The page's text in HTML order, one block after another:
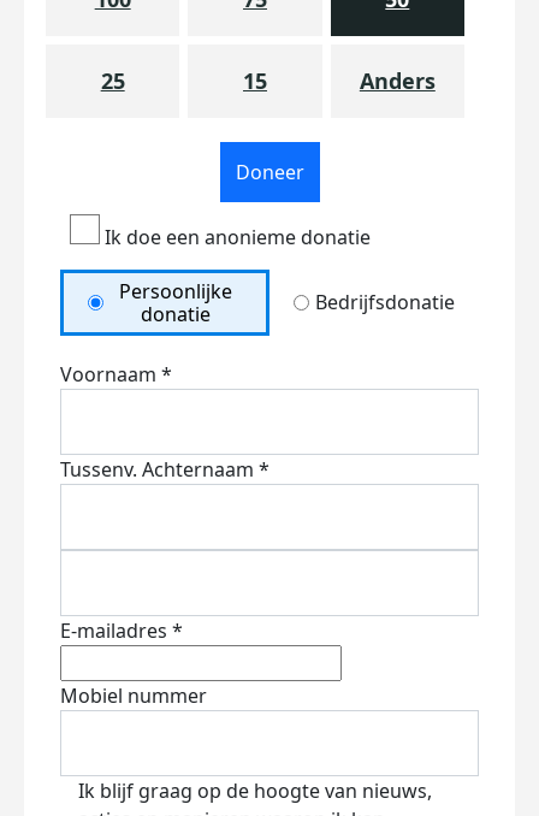
25 15 Anders
Doneer
Ik doe een anonieme donatie
Persoonlijke
donatie
Bedrijfsdonatie
Voornaam *
Tussenv. Achternaam *
E-mailadres *
Mobiel nummer
Ik blijf graag op de hoogte van nieuws,